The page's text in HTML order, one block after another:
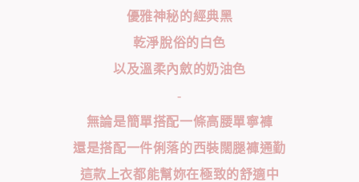
優雅神秘的經典黑
乾淨脫俗的白色
以及溫柔內斂的奶油色
-
無論是簡單搭配一條高腰單寧褲
還是搭配一件俐落的西裝闊腿褲通勤
這款上衣都能幫妳在極致的舒適中